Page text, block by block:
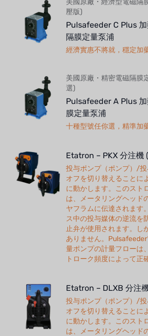
壓版)
Pulsafeeder C Plus
隔膜定量泵浦
經濟實惠不將就，穩定加
美國原廠・精密電磁隔膜
選)
Pulsafeeder A Plus
膜定量泵浦
十種型號任你選，精準加
Etatron – PKX 分注機
投与ポンプ（ポンプ）/
オフを切り替えることに
に動かします。このスト
は、メータリングヘッド
ヤフラムに伝達されます
ス中の投与媒体の逆流を
止弁が使用されます。し
ありません。
量ポンプの計量フローは
トローク頻度によって正
Etatron – DLXB 分注
投与ポンプ（ポンプ）/
オフを切り替えることに
に動かします。このスト
は、メータリングヘッド